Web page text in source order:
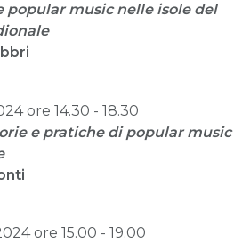
popular music nelle isole del
ore 14.30 - 18.30
e pratiche di popular music
ore 15.00 - 19.00